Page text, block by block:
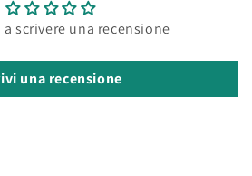
scrivere una recensione
una recensione